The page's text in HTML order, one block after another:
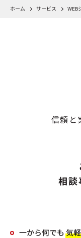
ホーム サービス WEB
信頼と
相談
一から何でも 気